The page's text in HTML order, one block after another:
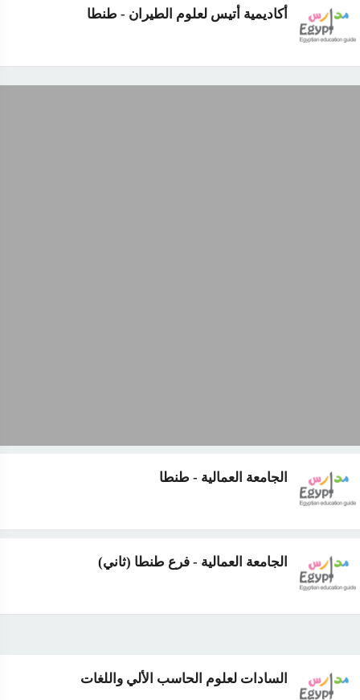
أكاديمية أتيس لعلوم الطيران - طنطا
الجامعة العمالية - طنطا
الجامعة العمالية - فرع طنطا (ثاني)
السادات لعلوم الحاسب الألي واللغات